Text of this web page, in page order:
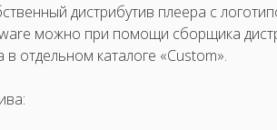
дистрибутив плеера с
можно при помощи сборщика
отдельном каталоге «Custom».